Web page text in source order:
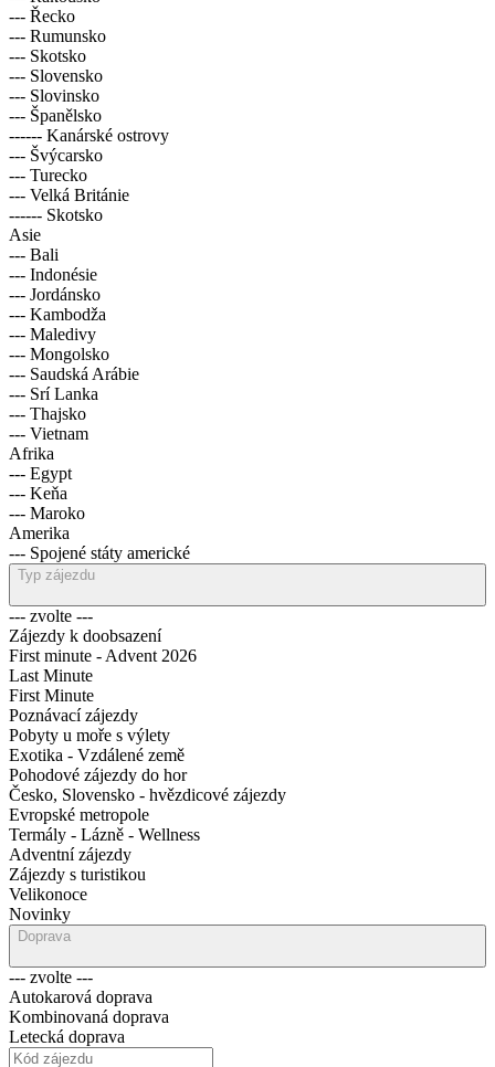
--- Řecko
--- Rumunsko
--- Skotsko
--- Slovensko
--- Slovinsko
--- Španělsko
------ Kanárské ostrovy
--- Švýcarsko
--- Turecko
--- Velká Británie
------ Skotsko
Asie
--- Bali
--- Indonésie
--- Jordánsko
--- Kambodža
--- Maledivy
--- Mongolsko
--- Saudská Arábie
--- Srí Lanka
--- Thajsko
--- Vietnam
Afrika
--- Egypt
--- Keňa
--- Maroko
Amerika
--- Spojené státy americké
Typ zájezdu
--- zvolte ---
Zájezdy k doobsazení
First minute - Advent 2026
Last Minute
First Minute
Poznávací zájezdy
Pobyty u moře s výlety
Exotika - Vzdálené země
Pohodové zájezdy do hor
Česko, Slovensko - hvězdicové zájezdy
Evropské metropole
Termály - Lázně - Wellness
Adventní zájezdy
Zájezdy s turistikou
Velikonoce
Novinky
Doprava
--- zvolte ---
Autokarová doprava
Kombinovaná doprava
Letecká doprava